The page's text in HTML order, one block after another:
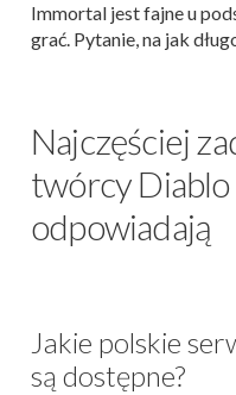
Immortal jest fajne u
grać. Pytanie, na jak
Najczęściej
twórcy
odpowiadają
Jakie polskie
są dostępne?